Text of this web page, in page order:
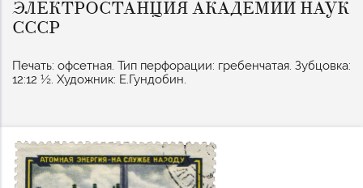
ЭЛЕКТРОСТАНЦИЯ АКАДЕМИИ НАУК
СССР
Печать: офсетная. Тип перфорации: гребенчатая. Зубцовка:
12:12 ½. Художник: Е.Гундобин.